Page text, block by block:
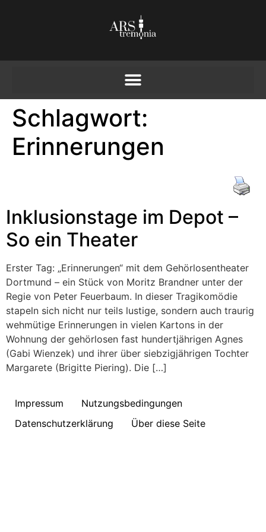
Schlagwort:
Erinnerungen
Inklusionstage im Depot –
So ein Theater
Erster Tag: „Erinnerungen“ mit dem Gehörlosentheater
Dortmund – ein Stück von Moritz Brandner unter der
Regie von Peter Feuerbaum. In dieser Tragikomödie
stapeln sich nicht nur teils lustige, sondern auch traurig
wehmütige Erinnerungen in vielen Kartons in der
Wohnung der gehörlosen fast hundertjährigen Agnes
(Gabi Wienzek) und ihrer über siebzigjährigen Tochter
Margarete (Brigitte Piering). Die […]
Impressum
Nutzungsbedingungen
Datenschutzerklärung
Über diese Seite